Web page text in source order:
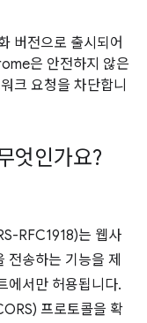
버전으로 출시되어
은 안전하지 않은
크 요청을 차단합니
엇인가요?
RFC1918)는 웹사
전송하는 기능을 제
에서만 허용됩니다.
프로토콜을 확